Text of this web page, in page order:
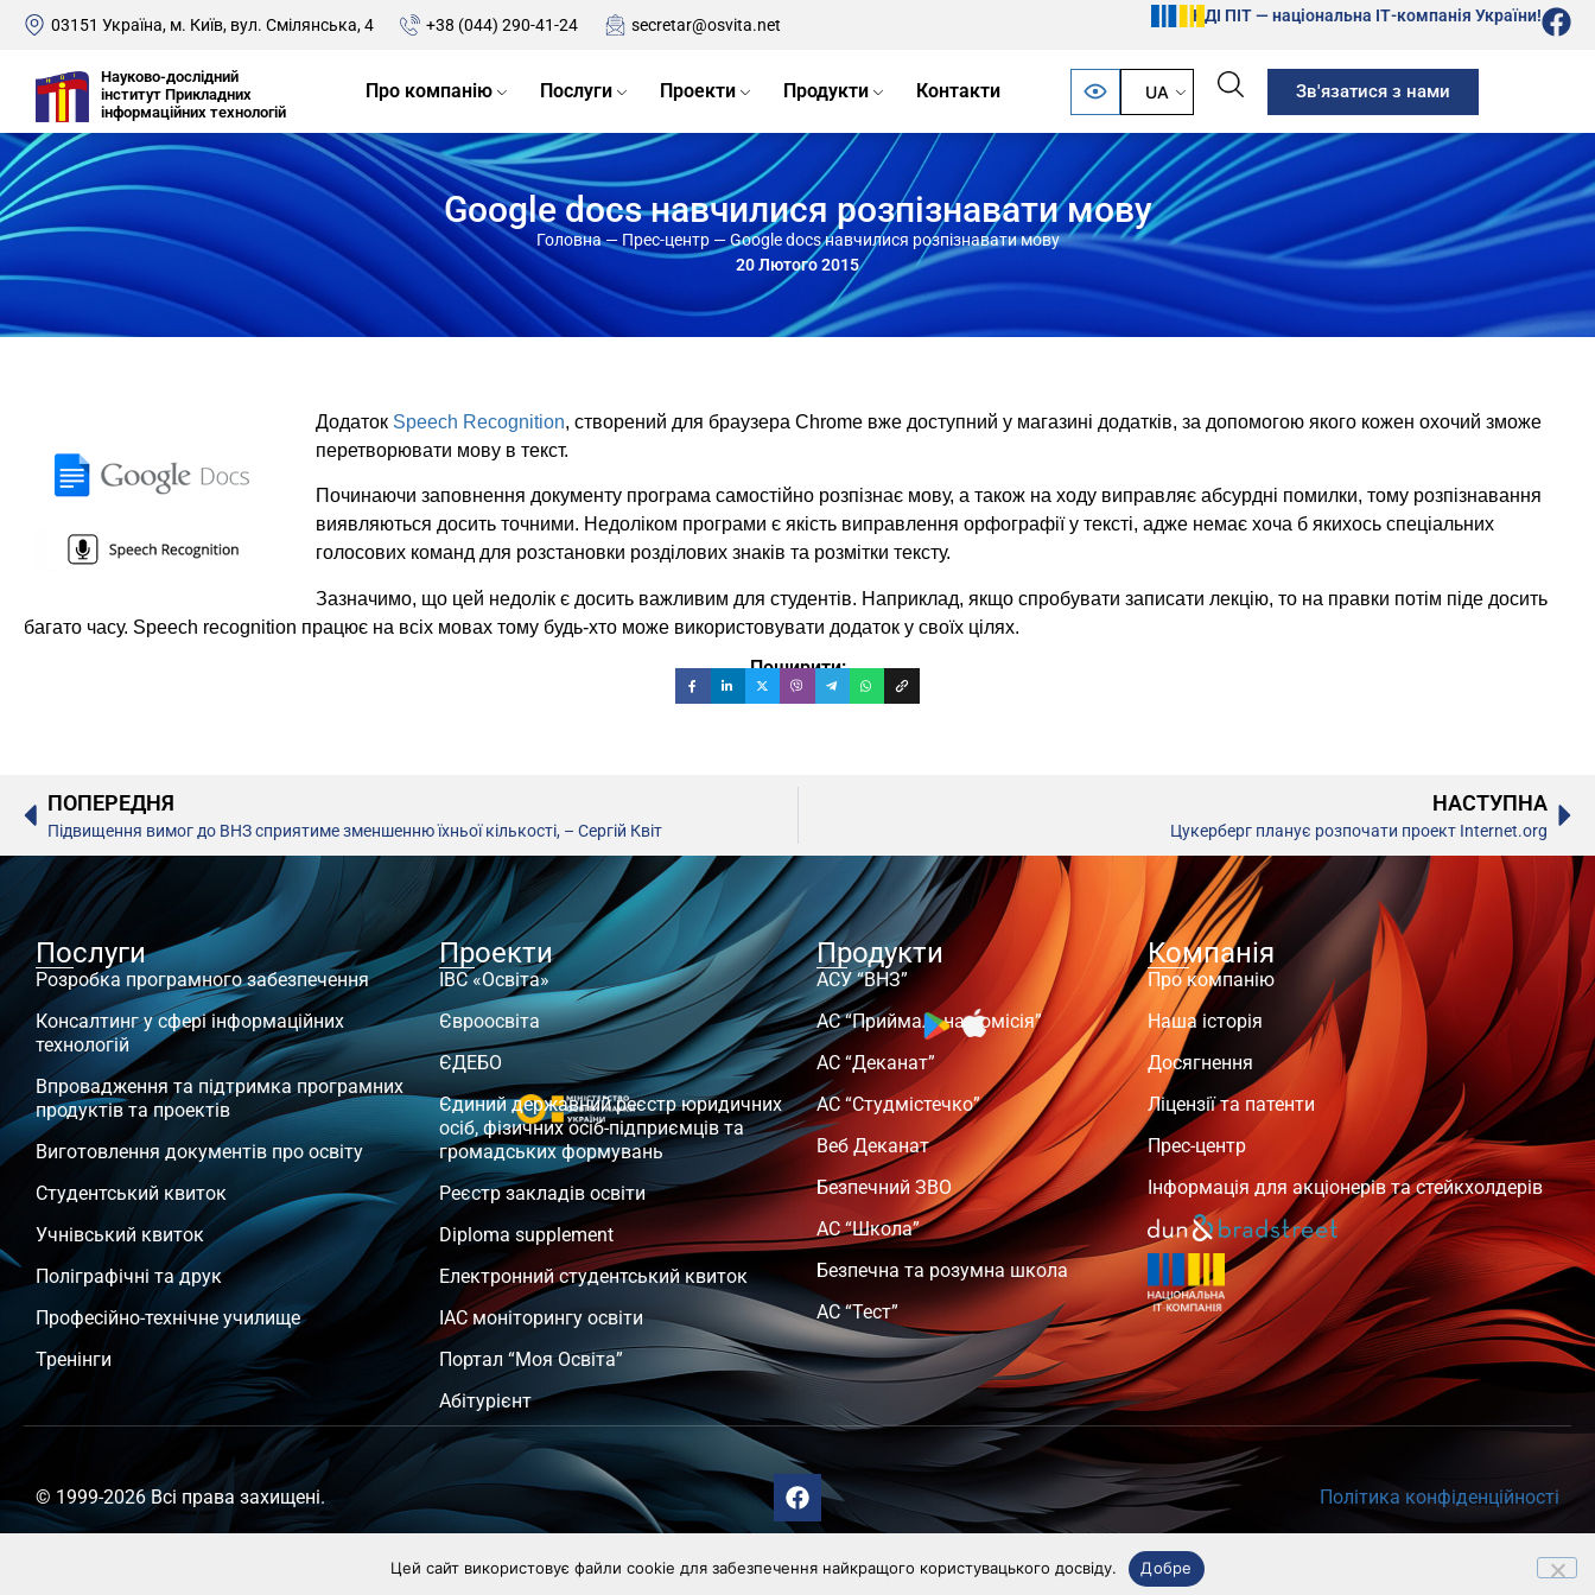
03151 Україна, м. Київ, вул. Смілянська, 4 +38 (044) 290-41-24 secretar@osvita.net
НДІ ПІТ — національна ІТ-компанія України!
Науково-дослідний
інститут Прикладних
інформаційних технологій
Про компанію Послуги Проекти Продукти Контакти UA Зв'язатися з нами
Google docs навчилися розпізнавати мову
Головна— Прес-центр—Google docs навчилися розпізнавати мову
20 Лютого 2015
Додаток Speech Recognition, створений для браузера Chrome вже доступний у магазині додатків, за допомогою якого кожен охочий зможе
перетворювати мову в текст.
Починаючи заповнення документу програма самостійно розпізнає мову, а також на ходу виправляє абсурдні помилки, тому розпізнавання
виявляються досить точними. Недоліком програми є якість виправлення орфографії у тексті, адже немає хоча б якихось спеціальних
голосових команд для розстановки розділових знаків та розмітки тексту.
Зазначимо, що цей недолік є досить важливим для студентів. Наприклад, якщо спробувати записати лекцію, то на правки потім піде досить
багато часу. Speech recognition працює на всіх мовах тому будь-хто може використовувати додаток у своїх цілях.
Поширити:
ПОПЕРЕДНЯ
Підвищення вимог до ВНЗ сприятиме зменшенню їхньої кількості, – Сергій Квіт
НАСТУПНА
Цукерберг планує розпочати проект Internet.org
Послуги
Розробка програмного забезпечення
Консалтинг у сфері інформаційних
технологій
Впровадження та підтримка програмних
продуктів та проектів
Виготовлення документів про освіту
Студентський квиток
Учнівський квиток
Поліграфічні та друк
Професійно-технічне училище
Тренінги
Проекти
ІВС «Освіта»
Євроосвіта
ЄДЕБО
Єдиний державний реєстр юридичних
осіб, фізичних осіб-підприємців та
громадських формувань
Реєстр закладів освіти
Diploma supplement
Електронний студентський квиток
ІАС моніторингу освіти
Портал “Моя Освіта”
Абітурієнт
Продукти
АСУ “ВНЗ”
АС “Приймальна комісія”
АС “Деканат”
АС “Студмістечко”
Веб Деканат
Безпечний ЗВО
АС “Школа”
Безпечна та розумна школа
АС “Тест”
Компанія
Про компанію
Наша історія
Досягнення
Ліцензії та патенти
Прес-центр
Інформація для акціонерів та стейкхолдерів
© 1999-2026 Всі права захищені. Політика конфіденційності
Цей сайт використовує файли cookie для забезпечення найкращого користувацького досвіду. Добре